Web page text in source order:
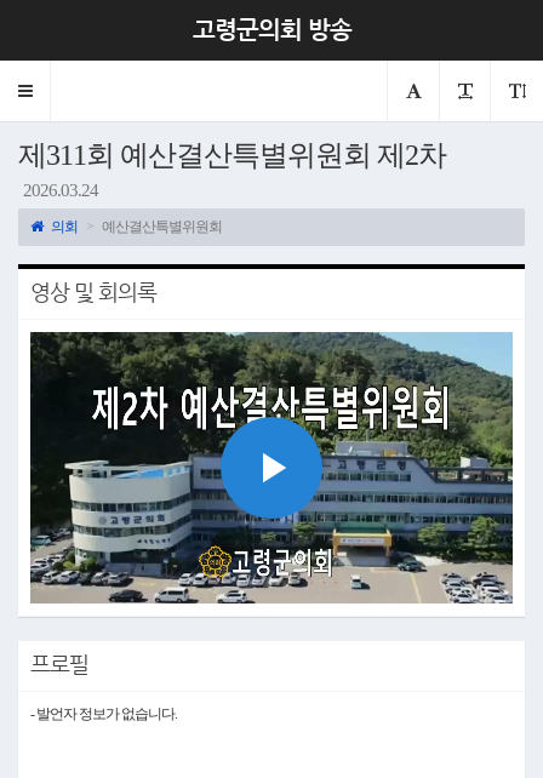
고령군의회 방송
Toggle
제311회 예산결산특별위원회 제2차
2026.03.24
의회 예산결산특별위원회
영상 및 회의록
Play
Video
프로필
- 발언자 정보가 없습니다.